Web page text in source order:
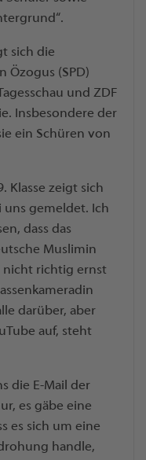
sich die
Özogus (SPD)
und ZDF
Insbesondere der
ein Schüren von
Klasse zeigt sich
uns gemeldet. Ich
dass das
Muslimin
nicht richtig ernst
darüber, aber
auf, steht
die E-Mail der
es gäbe eine
es sich um eine
handle,